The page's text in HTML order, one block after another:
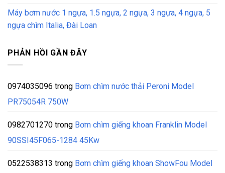
Máy bơm nước 1 ngựa, 1.5 ngựa, 2 ngựa, 3 ngựa, 4 ngựa, 5
ngựa chìm Italia, Đài Loan
PHẢN HỒI GẦN ĐÂY
0974035096 trong Bơm chìm nước thải Peroni Model
PR75054R 750W
0982701270 trong Bơm chìm giếng khoan Franklin Model
90SSI45F065-1284 45Kw
0522538313 trong Bơm chìm giếng khoan ShowFou Model